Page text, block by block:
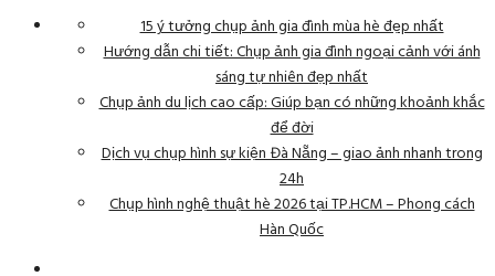
15 ý tưởng chụp ảnh gia đình mùa hè đẹp nhất
Hướng dẫn chi tiết: Chụp ảnh gia đình ngoại cảnh với ánh
sáng tự nhiên đẹp nhất
Chụp ảnh du lịch cao cấp: Giúp bạn có những khoảnh khắc
để đời
Dịch vụ chụp hình sự kiện Đà Nẵng – giao ảnh nhanh trong
24h
Chụp hình nghệ thuật hè 2026 tại TP.HCM – Phong cách
Hàn Quốc